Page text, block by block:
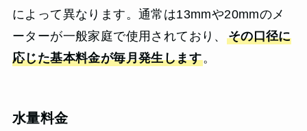
によって異なります。通常は13mmや20mmのメ
ーターが一般家庭で使用されており、 その口径に
応じた基本料金が毎月発生します。
水量料金